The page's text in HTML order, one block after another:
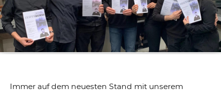
Immer auf dem neuesten Stand mit unserem